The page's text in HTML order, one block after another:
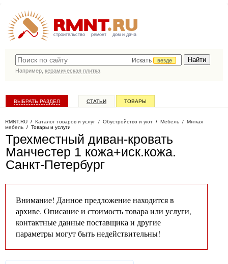
строительство ремонт дом и дача
Искать
везде
Например, керамическая плитка
ВЫБРАТЬ РАЗДЕЛ СТАТЬИ ТОВАРЫ
RMNT.RU / Каталог товаров и услуг / Обустройство и уют / Мебель / Мягкая
мебель / Товары и услуги
Трехместный диван-кровать
Манчестер 1 кожа+иск.кожа.
Санкт-Петербург
Внимание! Данное предложение находится в
архиве. Описание и стоимость товара или услуги,
контактные данные поставщика и другие
параметры могут быть недействительны!